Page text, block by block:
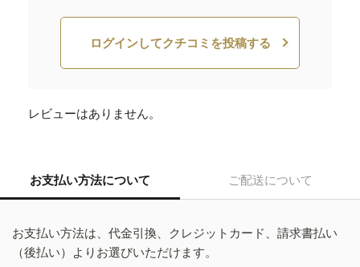
ログインしてクチコミを投稿する
レビューはありません。
お支払い方法について ご配送について
お支払い方法は、代金引換、クレジットカード、請求書払い
（後払い）よりお選びいただけます。